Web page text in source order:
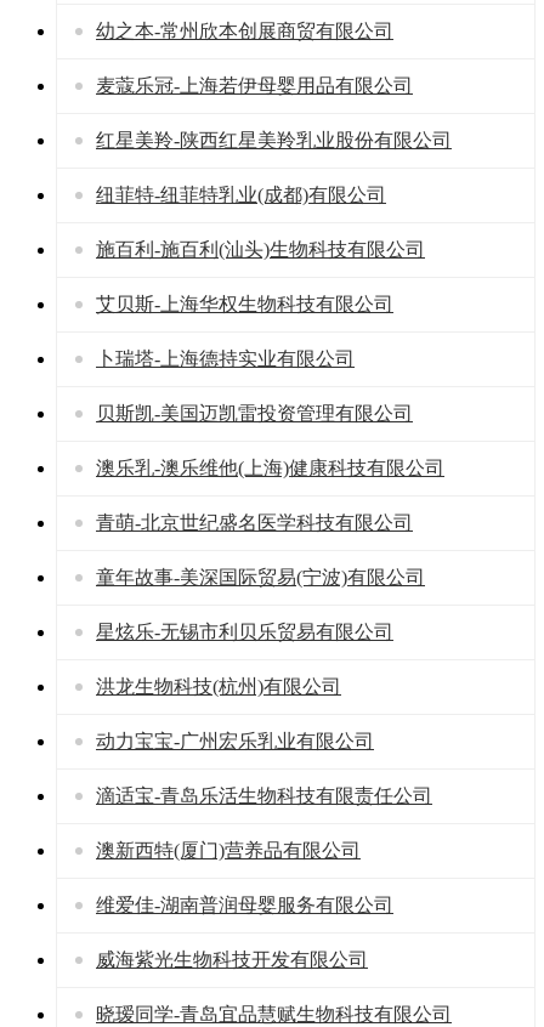
幼之本-常州欣本创展商贸有限公司
麦蔻乐冠-上海若伊母婴用品有限公司
红星美羚-陕西红星美羚乳业股份有限公司
纽菲特-纽菲特乳业(成都)有限公司
施百利-施百利(汕头)生物科技有限公司
艾贝斯-上海华权生物科技有限公司
卜瑞塔-上海德持实业有限公司
贝斯凯-美国迈凯雷投资管理有限公司
澳乐乳-澳乐维他(上海)健康科技有限公司
青萌-北京世纪盛名医学科技有限公司
童年故事-美深国际贸易(宁波)有限公司
星炫乐-无锡市利贝乐贸易有限公司
洪龙生物科技(杭州)有限公司
动力宝宝-广州宏乐乳业有限公司
滴适宝-青岛乐活生物科技有限责任公司
澳新西特(厦门)营养品有限公司
维爱佳-湖南普润母婴服务有限公司
威海紫光生物科技开发有限公司
晓瑷同学-青岛宜品慧赋生物科技有限公司